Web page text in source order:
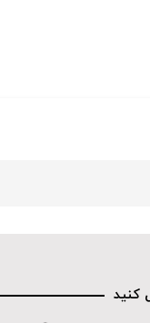
کنید